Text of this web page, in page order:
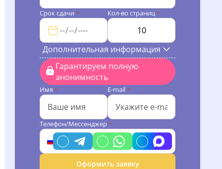
Срок сдачи * Кол-во страниц *
Дополнительная информация
Гарантируем полную
анонимность
Имя * E-mail *
Телефон/Мессенджер *
Оформить заявку